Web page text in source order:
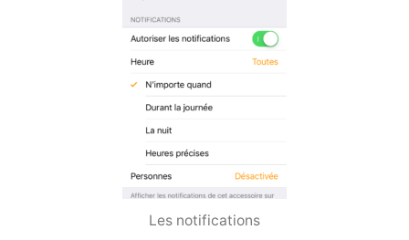
Les notifications